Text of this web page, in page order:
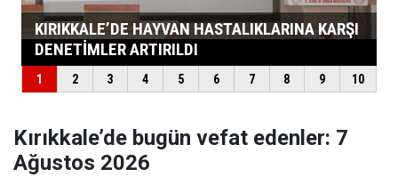
Kırıkkale’de bugün vefat edenler: 7
Ağustos 2026